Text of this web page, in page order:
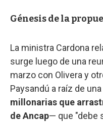
Génesis de la
La ministra Cardona
surge luego de una
marzo con Olivera y
Paysandú a raíz de
millonarias que
de Ancap— que "debe